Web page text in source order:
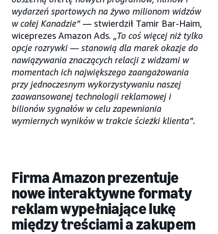
wydarzeń sportowych na żywo milionom widzów
w całej Kanadzie” — stwierdził Tamir Bar-Haim,
wiceprezes Amazon Ads. „To coś więcej niż tylko
opcje rozrywki — stanowią dla marek okazje do
nawiązywania znaczących relacji z widzami w
momentach ich największego zaangażowania
przy jednoczesnym wykorzystywaniu naszej
zaawansowanej technologii reklamowej i
bilionów sygnałów w celu zapewniania
wymiernych wyników w trakcie ścieżki klienta”.
Firma Amazon prezentuje
nowe interaktywne formaty
reklam wypełniające lukę
między treściami a zakupem